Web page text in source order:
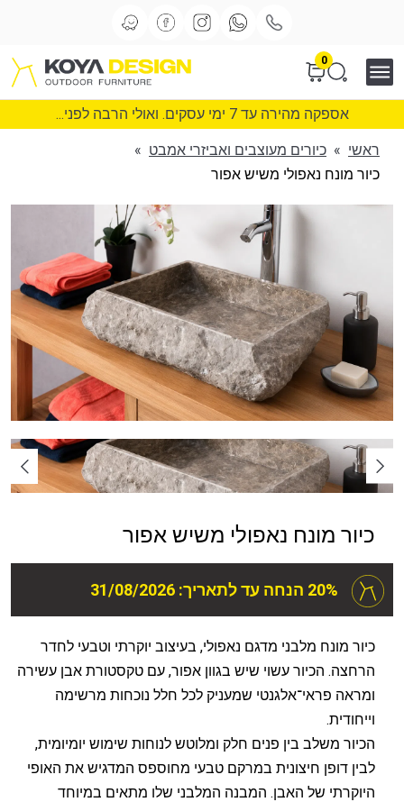
0
אספקה מהירה עד 7 ימי עסקים. ואולי הרבה לפני...
ראשי » כיורים מעוצבים ואביזרי אמבט »
כיור מונח נאפולי משיש אפור
כיור מונח נאפולי משיש אפור
20% הנחה עד לתאריך: 31/08/2026
כיור מונח מלבני מדגם נאפולי, בעיצוב יוקרתי וטבעי לחדר
הרחצה. הכיור עשוי שיש בגוון אפור, עם טקסטורת אבן עשירה
ומראה פראי־אלגנטי שמעניק לכל חלל נוכחות מרשימה
וייחודית.
הכיור משלב בין פנים חלק ומלוטש לנוחות שימוש יומיומית,
לבין דופן חיצונית במרקם טבעי מחוספס המדגיש את האופי
היוקרתי של האבן. המבנה המלבני שלו מתאים במיוחד